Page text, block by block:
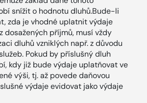
snížit o hodnotu dluhů.Bude-li
zda je vhodné uplatnit výdaje
dosažených příjmů, musí vždy
dluhů vzniklých např. z důvodu
Pokud by příslušný dluh
kdy již bude výdaje uplatňovat ve
výši, tj. až povede daňovou
výdaje evidovat jako výdaje